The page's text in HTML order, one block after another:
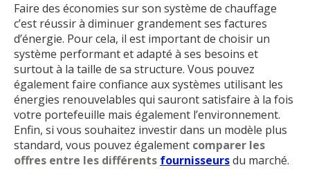
Faire des économies sur son système de chauffage
c’est réussir à diminuer grandement ses factures
d’énergie. Pour cela, il est important de choisir un
système performant et adapté à ses besoins et
surtout à la taille de sa structure. Vous pouvez
également faire confiance aux systèmes utilisant les
énergies renouvelables qui sauront satisfaire à la fois
votre portefeuille mais également l’environnement.
Enfin, si vous souhaitez investir dans un modèle plus
standard, vous pouvez également comparer les
offres entre les différents fournisseursdu marché.